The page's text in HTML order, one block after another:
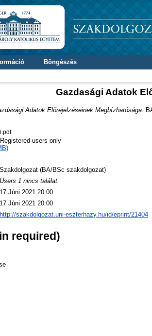
Böngészés
Gazdasági Adatok
Adatok Előrejelzéseinek Megbízhatósága.
users only
Szakdolgozat (BA/BSc szakdolgozat)
Users 1 nincs találat.
17 Júni 2021 20:00
17 Júni 2021 20:00
http://szakdolgozat.uni-eszterhazy.hu/id/eprint/21404
required)